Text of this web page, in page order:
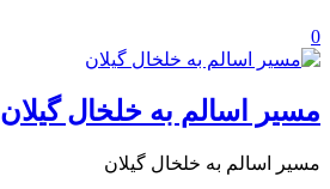
0
مسیر اسالم به خلخال گیلان
مسیر اسالم به خلخال گیلان